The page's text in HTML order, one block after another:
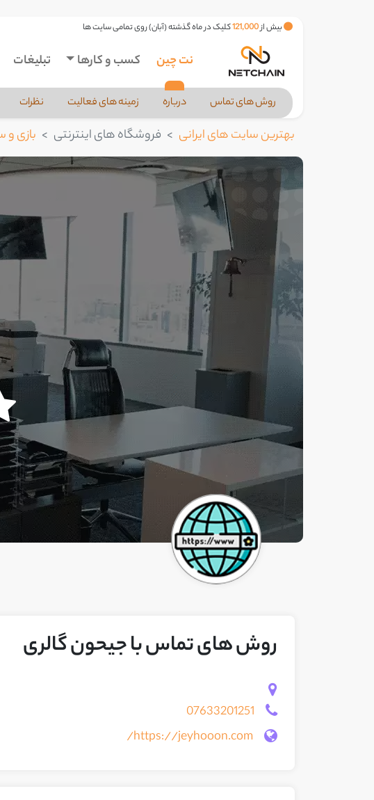
بیش از121,000کلیک در ماه گذشته (آبان) روی تمامی سایت ها
نت چین کسب و کارها تبلیغات
روش های تماس درباره زمینه های فعالیت نظرات
بهترین سایت های ایرانی فروشگاه های اینترنتی بازی و
روش های تماس با جیحون گالری
07633201251
https://jeyhooon.com/